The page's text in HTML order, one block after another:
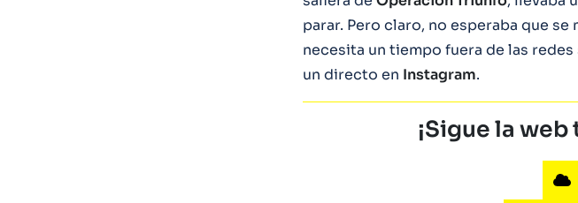
parar. Pero claro, no esperaba que se
necesita un tiempo fuera de las
un directo en Instagram.
¡Sigue la